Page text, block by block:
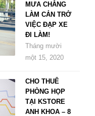
MƯA CHẲNG
LÀM CẢN TRỞ
VIỆC ĐẠP XE
ĐI LÀM!
Tháng mười
một 15, 2020
CHO THUÊ
PHÒNG HỌP
TẠI KSTORE
ANH KHOA – 8